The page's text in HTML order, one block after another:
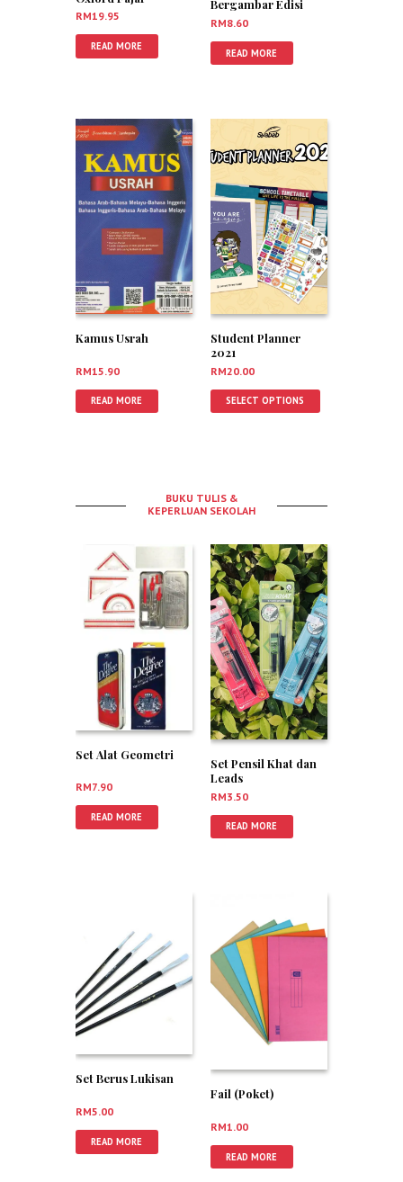
RM19.95
READ MORE
Bergambar Edisi
Terbaharu
RM8.60
READ MORE
Kamus Usrah
RM15.90
READ MORE
Student Planner
2021
RM20.00
SELECT OPTIONS
BUKU TULIS &
KEPERLUAN SEKOLAH
Set Alat Geometri
RM7.90
READ MORE
Set Pensil Khat dan
Leads
RM3.50
READ MORE
Set Berus Lukisan
RM5.00
READ MORE
Fail (Poket)
RM1.00
READ MORE